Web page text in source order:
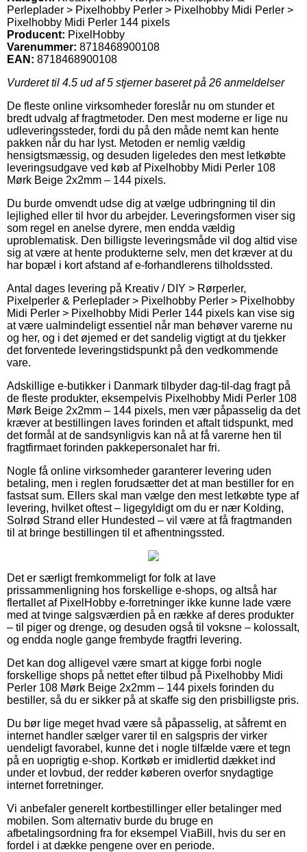
Perleplader > Pixelhobby Perler > Pixelhobby Midi Perler >
Pixelhobby Midi Perler 144 pixels
Producent: PixelHobby
Varenummer: 8718468900108
EAN: 8718468900108
Vurderet til 4.5 ud af 5 stjerner baseret på 26 anmeldelser
De fleste online virksomheder foreslår nu om stunder et
bredt udvalg af fragtmetoder. Den mest moderne er lige nu
udleveringssteder, fordi du på den måde nemt kan hente
pakken når du har lyst. Metoden er nemlig vældig
hensigtsmæssig, og desuden ligeledes den mest letkøbte
leveringsudgave ved køb af Pixelhobby Midi Perler 108
Mørk Beige 2x2mm – 144 pixels.
Du burde omvendt udse dig at vælge udbringning til din
lejlighed eller til hvor du arbejder. Leveringsformen viser sig
som regel en anelse dyrere, men endda vældig
uproblematisk. Den billigste leveringsmåde vil dog altid vise
sig at være at hente produkterne selv, men det kræver at du
har bopæl i kort afstand af e-forhandlerens tilholdssted.
Antal dages levering på Kreativ / DIY > Rørperler,
Pixelperler & Perleplader > Pixelhobby Perler > Pixelhobby
Midi Perler > Pixelhobby Midi Perler 144 pixels kan vise sig
at være ualmindeligt essentiel når man behøver varerne nu
og her, og i det øjemed er det sandelig vigtigt at du tjekker
det forventede leveringstidspunkt på den vedkommende
vare.
Adskillige e-butikker i Danmark tilbyder dag-til-dag fragt på
de fleste produkter, eksempelvis Pixelhobby Midi Perler 108
Mørk Beige 2x2mm – 144 pixels, men vær påpasselig da det
kræver at bestillingen laves forinden et aftalt tidspunkt, med
det formål at de sandsynligvis kan nå at få varerne hen til
fragtfirmaet forinden pakkepersonalet har fri.
Nogle få online virksomheder garanterer levering uden
betaling, men i reglen forudsætter det at man bestiller for en
fastsat sum. Ellers skal man vælge den mest letkøbte type af
levering, hvilket oftest – ligegyldigt om du er nær Kolding,
Solrød Strand eller Hundested – vil være at få fragtmanden
til at bringe bestillingen til et afhentningssted.
Det er særligt fremkommeligt for folk at lave
prissammenligning hos forskellige e-shops, og altså har
flertallet af PixelHobby e-forretninger ikke kunne lade være
med at tvinge salgsværdien på en række af deres produkter
– til piger og drenge, og desuden også til voksne – kolossalt,
og endda nogle gange frembyde fragtfri levering.
Det kan dog alligevel være smart at kigge forbi nogle
forskellige shops på nettet efter tilbud på Pixelhobby Midi
Perler 108 Mørk Beige 2x2mm – 144 pixels forinden du
bestiller, så du er sikker på at skaffe sig den prisbilligste pris.
Du bør lige meget hvad være så påpasselig, at såfremt en
internet handler sælger varer til en salgspris der virker
uendeligt favorabel, kunne det i nogle tilfælde være et tegn
på en uoprigtig e-shop. Kortkøb er imidlertid dækket ind
under et lovbud, der redder køberen overfor snydagtige
internet forretninger.
Vi anbefaler generelt kortbestillinger eller betalinger med
mobilen. Som alternativ burde du bruge en
afbetalingsordning fra for eksempel ViaBill, hvis du ser en
fordel i at dække pengene over en periode.